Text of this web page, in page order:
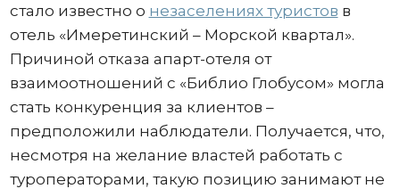
стало известно о незаселениях туристов в
отель «Имеретинский – Морской квартал».
Причиной отказа апарт-отеля от
взаимоотношений с «Библио Глобусом» могла
стать конкуренция за клиентов –
предположили наблюдатели. Получается, что,
несмотря на желание властей работать с
туроператорами, такую позицию занимают не